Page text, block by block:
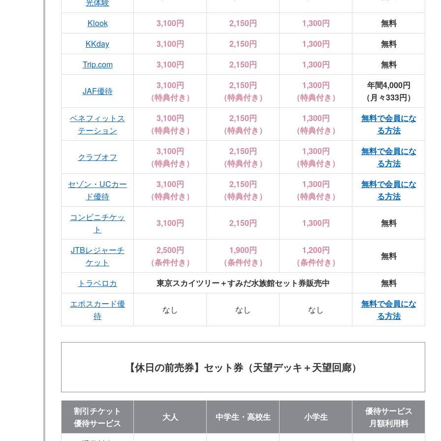
Klook 3,100円 2,150円 1,300円
無料
KKday
3,100円 2,150円 1,300円
無料
Trip.com
3,100円 2,150円 1,300円 無料
JAF優待
3,100円
（特典付き）
2,150円
（特典付き）
1,300円
（特典付き）
年間4,000円
（月々333円）
ベネフィットス
テーション
3,100円
（特典付き）
2,150円
（特典付き）
1,300円
（特典付き）
無料で会員にな
る方法
クラブオフ
3,100円
（特典付き）
2,150円
（特典付き）
1,300円
（特典付き）
無料で会員にな
る方法
セゾン・UCカー
ド優待
3,100円
（特典付き）
2,150円
（特典付き）
1,300円
（特典付き）
無料で会員にな
る方法
コンビニチケッ
ト
3,100円 2,150円 1,300円 無料
JTBレジャーチ
ケット
2,500円
（条件付き）
1,900円
（条件付き）
1,200円
（条件付き）
無料
トラベロカ 東京スカイツリー＋すみだ水族館セット券販売中
無料
エポスカード優
待
なし なし なし
無料で会員にな
る方法
【休日の前売券】セット券（天望デッキ＋天望回廊）
割引チケット
優待サービス
大人 中学生・高校生 小学生
優待サービス
月額利用料